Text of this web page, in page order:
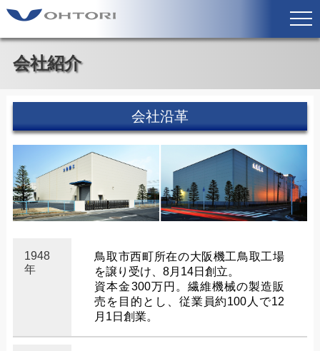
会社紹介
会社沿革
1948
年
鳥取市西町所在の大阪機工鳥取工場
を譲り受け、8月14日創立。
資本金300万円。繊維機械の製造販
売を目的とし、従業員約100人で12
月1日創業。